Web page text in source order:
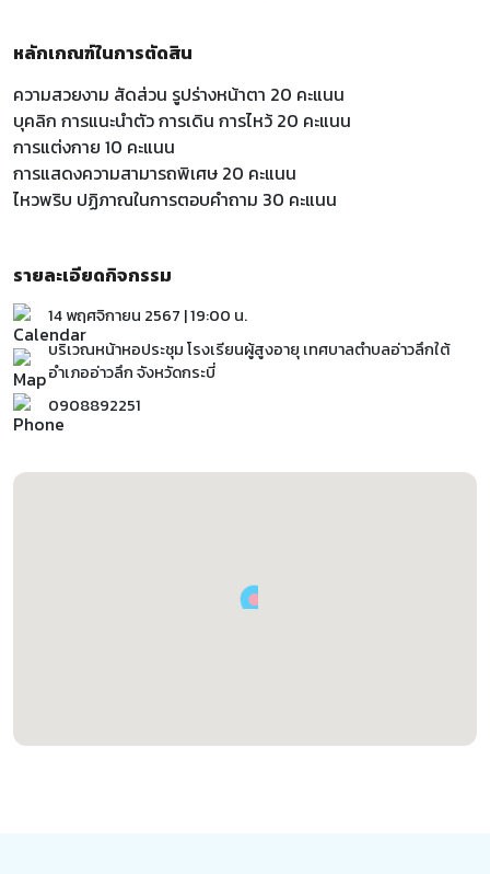
หลักเกณฑ์ในการตัดสิน
ความสวยงาม สัดส่วน รูปร่างหน้าตา 20 คะแนน
บุคลิก การแนะนำตัว การเดิน การไหว้ 20 คะแนน
การแต่งกาย 10 คะแนน
การแสดงความสามารถพิเศษ 20 คะแนน
ไหวพริบ ปฏิภาณในการตอบคำถาม 30 คะแนน
รายละเอียดกิจกรรม
14 พฤศจิกายน 2567 | 19:00 น.
บริเวณหน้าหอประชุม โรงเรียนผู้สูงอายุ เทศบาลตำบลอ่าวลึกใต้
อําเภออ่าวลึก จังหวัดกระบี่
0908892251